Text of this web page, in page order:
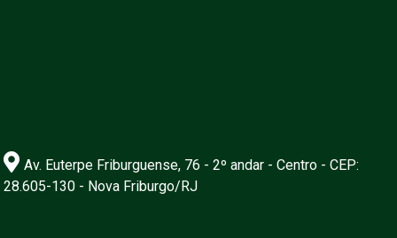
Av. Euterpe Friburguense, 76 - 2º andar - Centro - CEP:
28.605-130 - Nova Friburgo/RJ